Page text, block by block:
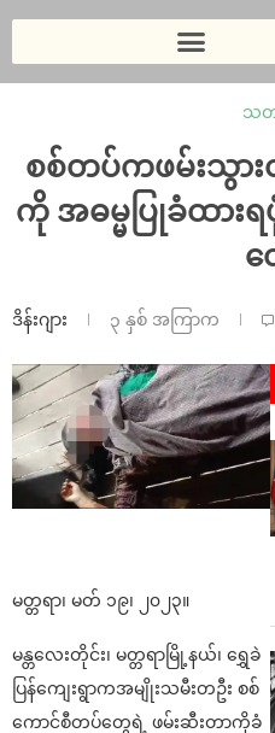
သတ
စစ်တပ်ကဖမ်းသွာ
ကို အဓမ္မပြုခံထား
ဒိန်းဂျား ၃ နှစ် အကြာက
မတ္တရာ၊ မတ် ၁၉၊ ၂၀၂၃။
မန္တလေးတိုင်း၊ မတ္တရာမြို့နယ်၊ ရွှေခဲ
ပြန်ကျေးရွာကအမျိုးသမီးတဦး စစ်
ကောင်စီတပ်တွေရဲ့ ဖမ်းဆီးတာကိုခံ